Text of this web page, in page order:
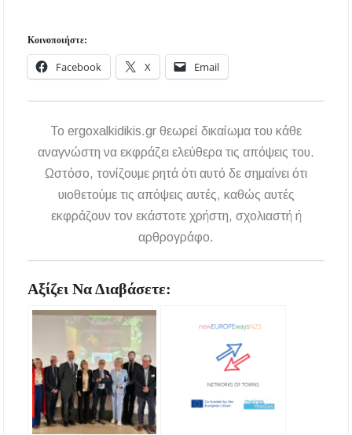
Κοινοποιήστε:
Facebook X Email
To ergoxalkidikis.gr θεωρεί δικαίωμα του κάθε
αναγνώστη να εκφράζει ελεύθερα τις απόψεις του.
Ωστόσο, τονίζουμε ρητά ότι αυτό δε σημαίνει ότι
υιοθετούμε τις απόψεις αυτές, καθώς αυτές
εκφράζουν τον εκάστοτε χρήστη, σχολιαστή ή
αρθρογράφο.
Αξίζει Να Διαβάσετε: